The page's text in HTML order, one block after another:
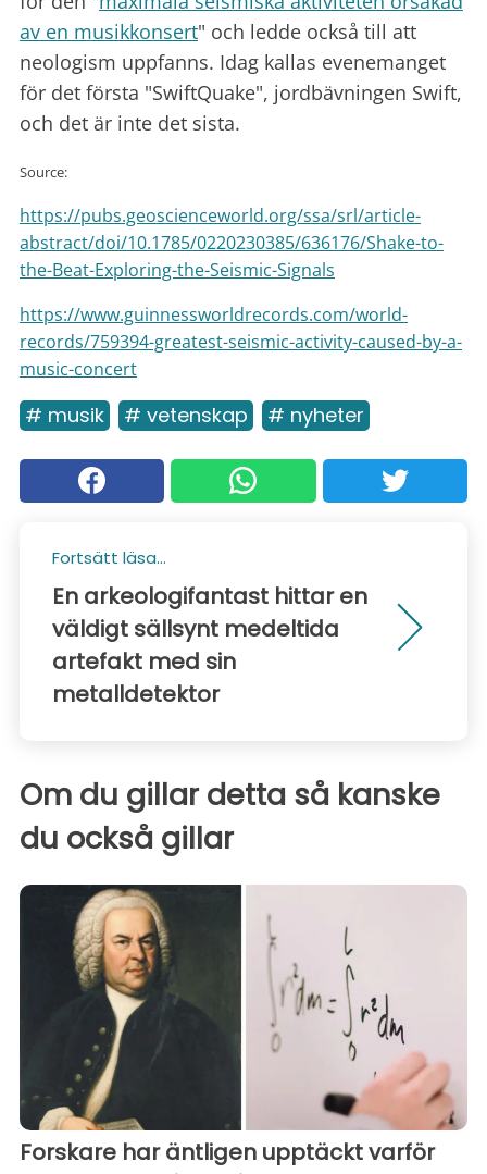
av en musikkonsert" och ledde också till att
neologism uppfanns. Idag kallas evenemanget
för det första "SwiftQuake", jordbävningen Swift,
och det är inte det sista.
Source:
https://pubs.geoscienceworld.org/ssa/srl/article-
abstract/doi/10.1785/0220230385/636176/Shake-to-
the-Beat-Exploring-the-Seismic-Signals
https://www.guinnessworldrecords.com/world-
records/759394-greatest-seismic-activity-caused-by-a-
music-concert
# musik # vetenskap # nyheter
Fortsätt läsa...
En arkeologifantast hittar en
väldigt sällsynt medeltida
artefakt med sin
metalldetektor
Om du gillar detta så kanske
du också gillar
Forskare har äntligen upptäckt varför